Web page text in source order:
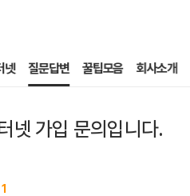
넷 질문답변 꿀팁모음 회사소개
넷 가입 문의입니다.
1